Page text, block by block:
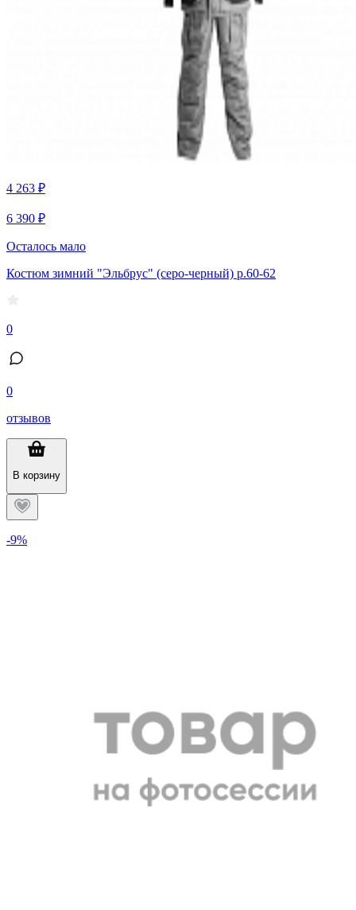
4 263 ₽
6 390 ₽
Осталось мало
Костюм зимний "Эльбрус" (серо-черный) р.60-62
0
0
отзывов
В корзину
-9%